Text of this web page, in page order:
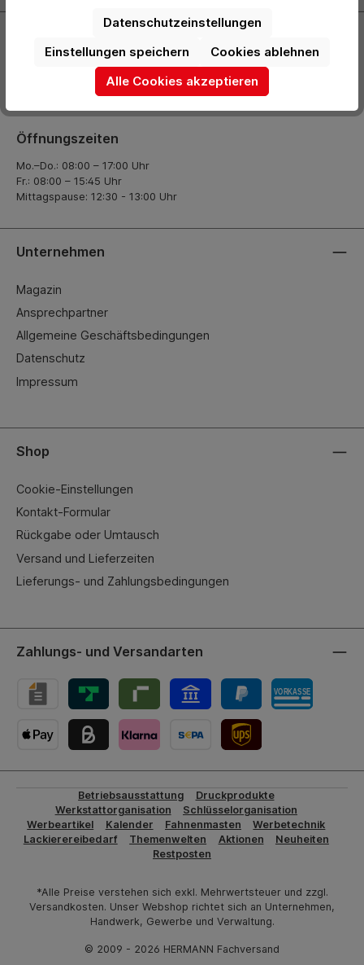
+49 (0) 2261-7099 14
info@hermann-direkt.de
Öffnungszeiten
Mo.–Do.: 08:00 – 17:00 Uhr
Fr.: 08:00 – 15:45 Uhr
Mittagspause: 12:30 - 13:00 Uhr
Unternehmen
Magazin
Ansprechpartner
Allgemeine Geschäftsbedingungen
Datenschutz
Impressum
Shop
Cookie-Einstellungen
Kontakt-Formular
Rückgabe oder Umtausch
Versand und Lieferzeiten
Lieferungs- und Zahlungsbedingungen
Zahlungs- und Versandarten
Betriebsausstattung
Druckprodukte
Werkstattorganisation
Schlüsselorganisation
Werbeartikel
Kalender Fahnenmasten
Werbetechnik
Lackierereibedarf
Themenwelten Aktionen
Neuheiten
Restposten
*Alle Preise verstehen sich exkl. Mehrwertsteuer und zzgl.
Versandkosten. Unser Webshop richtet sich an Unternehmen,
Handwerk, Gewerbe und Verwaltung.
© 2009 - 2026 HERMANN Fachversand
Datenschutzeinstellungen
Cookies ablehnen
Einstellungen speichern
Alle Cookies akzeptieren